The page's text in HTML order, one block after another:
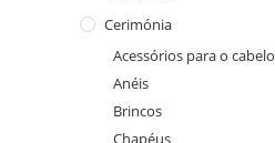
Cerimónia
Acessórios para o cabelo
Anéis
Brincos
Chapéus